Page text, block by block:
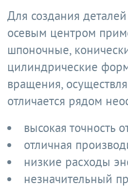
Для создания
осевым центром
шпоночные,
цилиндрические
вращения,
отличается рядом
высокая точность
отличная
низкие расходы
незначительный